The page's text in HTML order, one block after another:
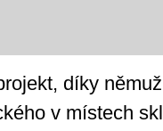
díky
v místech